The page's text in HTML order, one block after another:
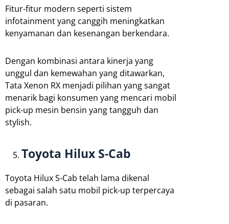
Fitur-fitur modern seperti sistem
infotainment yang canggih meningkatkan
kenyamanan dan kesenangan berkendara.
Dengan kombinasi antara kinerja yang
unggul dan kemewahan yang ditawarkan,
Tata Xenon RX menjadi pilihan yang sangat
menarik bagi konsumen yang mencari mobil
pick-up mesin bensin yang tangguh dan
stylish.
Toyota Hilux S-Cab
Toyota Hilux S-Cab telah lama dikenal
sebagai salah satu mobil pick-up terpercaya
di pasaran.